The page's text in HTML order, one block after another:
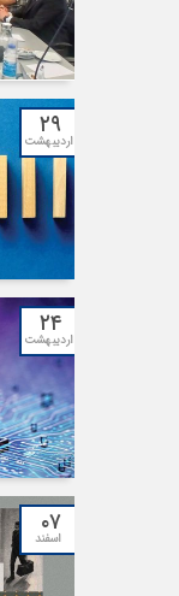
۲۹
اردیبهشت
۲۴
اردیبهشت
۰۷
اسفند